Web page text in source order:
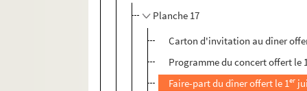
Planche 17
Carton d'invitation au dîner
Programme du concert offert le
Faire-part du dîner offert le 1er